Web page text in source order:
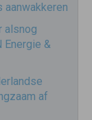
alsnog
Energie &
af